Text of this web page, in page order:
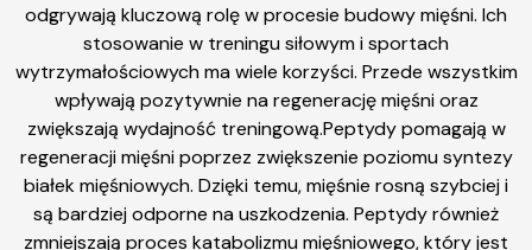
odgrywają kluczową rolę w procesie budowy mięśni. Ich
stosowanie w treningu siłowym i sportach
wytrzymałościowych ma wiele korzyści. Przede wszystkim
wpływają pozytywnie na regenerację mięśni oraz
zwiększają wydajność treningową.Peptydy pomagają w
regeneracji mięśni poprzez zwiększenie poziomu syntezy
białek mięśniowych. Dzięki temu, mięśnie rosną szybciej i
są bardziej odporne na uszkodzenia. Peptydy również
zmniejszają proces katabolizmu mięśniowego, który jest